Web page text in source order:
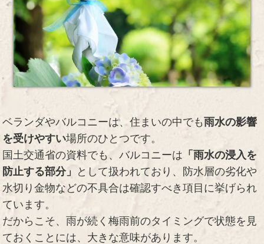
ベランダやバルコニーは、住まいの中でも雨水の影響
を受けやすい場所のひとつです。
国土交通省の資料でも、バルコニーは 「雨水の浸入を
防止する部分」
として扱われており、防水層の劣化や
水切り金物などの不具合は確認すべき項目に挙げられ
ています。
だからこそ、雨が続く梅雨前のタイミングで状態を見
ておくことには、大きな意味があります。